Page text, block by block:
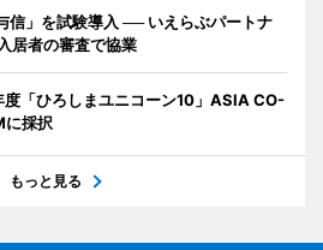
信」を試験導入 ── いえらぶパートナ
居者の審査で協業
「ひろしまユニコーン10」ASIA CO-
に採択
もっと見る